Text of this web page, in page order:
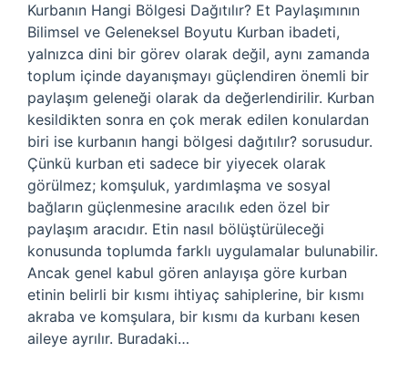
Kurbanın Hangi Bölgesi Dağıtılır? Et Paylaşımının
Bilimsel ve Geleneksel Boyutu Kurban ibadeti,
yalnızca dini bir görev olarak değil, aynı zamanda
toplum içinde dayanışmayı güçlendiren önemli bir
paylaşım geleneği olarak da değerlendirilir. Kurban
kesildikten sonra en çok merak edilen konulardan
biri ise kurbanın hangi bölgesi dağıtılır? sorusudur.
Çünkü kurban eti sadece bir yiyecek olarak
görülmez; komşuluk, yardımlaşma ve sosyal
bağların güçlenmesine aracılık eden özel bir
paylaşım aracıdır. Etin nasıl bölüştürüleceği
konusunda toplumda farklı uygulamalar bulunabilir.
Ancak genel kabul gören anlayışa göre kurban
etinin belirli bir kısmı ihtiyaç sahiplerine, bir kısmı
akraba ve komşulara, bir kısmı da kurbanı kesen
aileye ayrılır. Buradaki…